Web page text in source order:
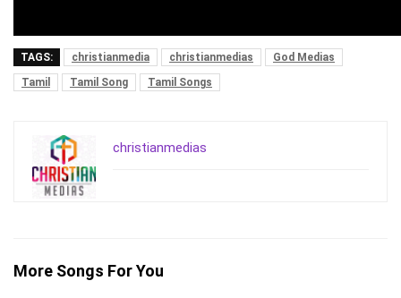
TAGS: christianmedia christianmedias
God Medias
Tamil
Tamil Song Tamil Songs
christianmedias
More Songs For You